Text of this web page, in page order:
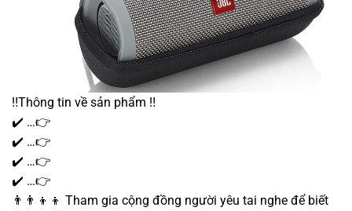
‼️Thông tin về sản phẩm ‼️
✔️ …👉
✔️ …👉
✔️ …👉
✔️ …👉
👨‍👨‍👦‍👦 Tham gia cộng đồng người yêu tai nghe để biết